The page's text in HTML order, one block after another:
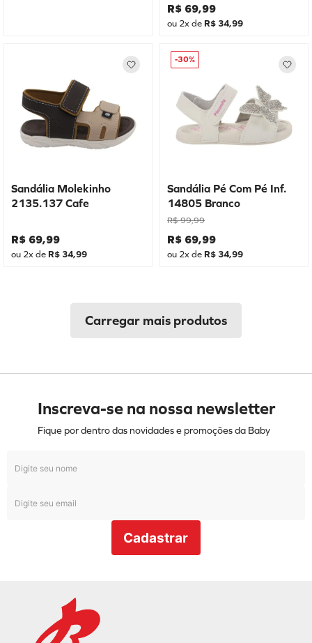
R$ 69,99
ou 2x de R$ 34,99
Sandália Molekinho
2135.137 Cafe
R$ 69,99
ou 2x de R$ 34,99
-30%
Sandália Pé Com Pé Inf.
14805 Branco
R$ 99,99
R$ 69,99
ou 2x de R$ 34,99
Inscreva-se na nossa newsletter
Fique por dentro das novidades e promoções da Baby
Cadastrar